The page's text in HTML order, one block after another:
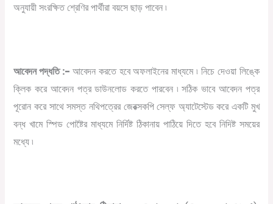
অনুযায়ী সংরক্ষিত শ্রেণির পার্থীরা বয়সে ছাড় পাবেন ৷
আবেদন পদ্ধতি :- আবেদন করতে হবে অফলাইনের মাধ্যমে ৷ নিচে দেওয়া লিঙ্কে
ক্লিক করে আবেদন পত্র ডাউনলোড করতে পারবেন ৷ সঠিক ভাবে আবেদন পত্র
পূরোন করে সাথে সমস্ত নথিপত্রের জেরক্সকপি সেল্ফ অ্যাটেস্টেড করে একটি মুখ
বন্ধ খামে স্পিড পোষ্টৈর মাধ্যমে নির্দিষ্ট ঠিকানায় পাঠিয়ে দিতে হবে নিদিষ্ট সময়ের
মধ্যে ৷